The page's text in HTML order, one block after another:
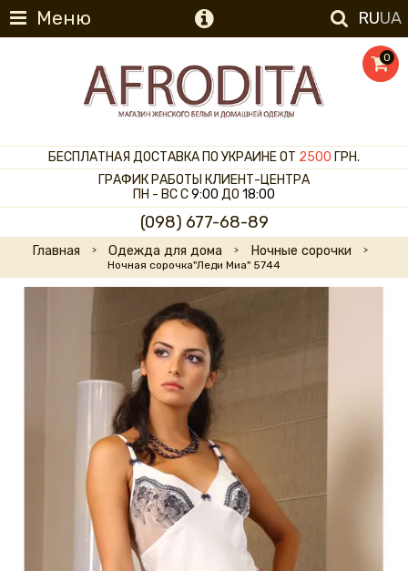
Меню RUUA
0
БЕСПЛАТНАЯ ДОСТАВКА ПО УКРАИНЕ ОТ 2500 ГРН.
ГРАФИК РАБОТЫ КЛИЕНТ-ЦЕНТРА
ПН - ВС С9:00 ДО 18:00
(098) 677-68-89
Главная Одежда для дома Ночные сорочки
Ночная сорочка"Леди Миа" 5744